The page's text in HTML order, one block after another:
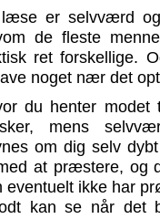
er selvværd
de fleste
ret forskellige.
noget nær det
du henter
mens
om dig selv
at præstere, og
eventuelt ikke har
kan se når det